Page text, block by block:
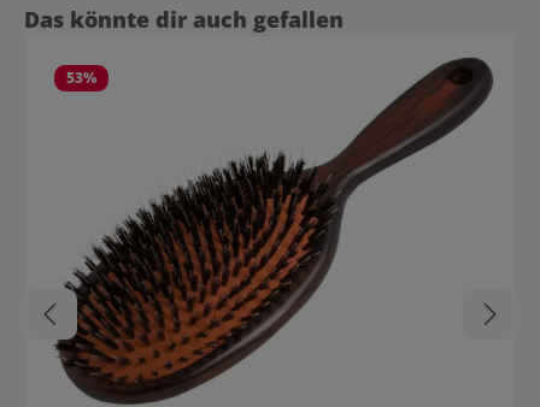
Produktgalerie überspringen
Das könnte dir auch gefallen
53%